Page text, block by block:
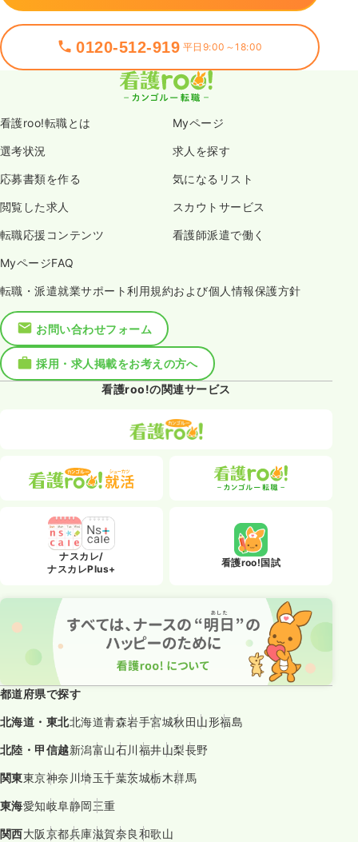
0120-512-919 平日9:00～18:00
看護roo!転職とは Myページ
選考状況 求人を探す
応募書類を作る 気になるリスト
閲覧した求人 スカウトサービス
転職応援コンテンツ 看護師派遣で働く
MyページFAQ
転職・派遣就業サポート利用規約および個人情報保護方針
お問い合わせフォーム
採用・求人掲載をお考えの方へ
看護roo!の関連サービス
ナスカレ/
ナスカレPlus+
看護roo!国試
都道府県で探す
北海道・東北北海道青森岩手宮城秋田山形福島
北陸・甲信越新潟富山石川福井山梨長野
関東東京神奈川埼玉千葉茨城栃木群馬
東海愛知岐阜静岡三重
関西大阪京都兵庫滋賀奈良和歌山